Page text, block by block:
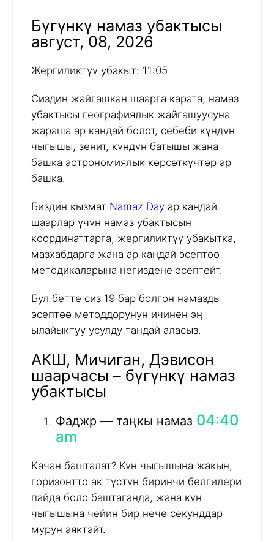
Бүгүнкү намаз убактысы
август, 08, 2026
Жергиликтүү убакыт: 11:05
Сиздин жайгашкан шаарга карата, намаз
убактысы географиялык жайгашуусуна
жараша ар кандай болот, себеби күндүн
чыгышы, зенит, күндүн батышы жана
башка астрономиялык көрсөткүчтөр ар
башка.
Биздин кызмат Namaz Day ар кандай
шаарлар үчүн намаз убактысын
координаттарга, жергиликтүү убакытка,
мазхабдарга жана ар кандай эсептөө
методикаларына негиздене эсептейт.
Бул бетте сиз 19 бар болгон намазды
эсептөө методдорунун ичинен эң
ылайыктуу усулду тандай аласыз.
АКШ, Мичиган, Дэвисон
шаарчасы – бүгүнкү намаз
убактысы
Фаджр — таңкы намаз 04:40
am
Качан башталат? Күн чыгышына жакын,
горизонтто ак түстүн биринчи белгилери
пайда боло баштаганда, жана күн
чыгышына чейин бир нече секунддар
мурун аяктайт.